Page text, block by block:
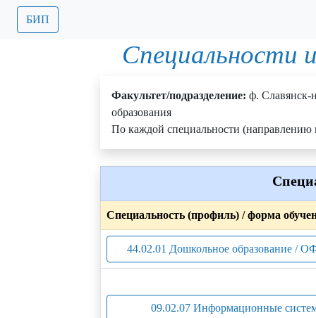
БИП
Специальности
Факультет/подразделение: ф. Славянск-
образования
По каждой специальности (направлению
Специальность (профиль) / форма
44.02.01 Дошкольное образование /
09.02.07 Информационные